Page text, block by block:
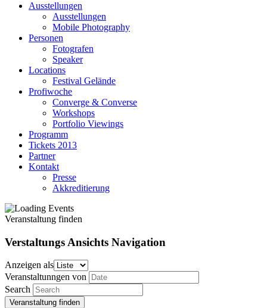
Ausstellungen
Ausstellungen
Mobile Photography
Personen
Fotografen
Speaker
Locations
Festival Gelände
Profiwoche
Converge & Converse
Workshops
Portfolio Viewings
Programm
Tickets 2013
Partner
Kontakt
Presse
Akkreditierung
Veranstaltung finden
Verstaltungs Ansichts Navigation
Anzeigen als
Veranstaltunngen von
Search